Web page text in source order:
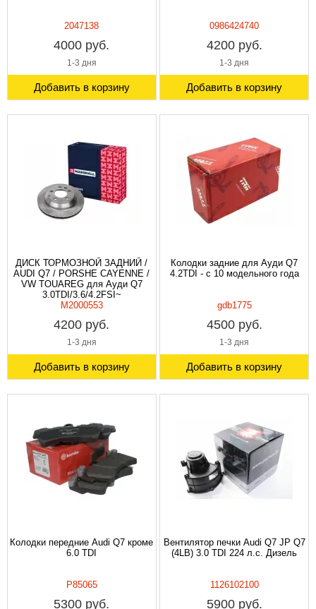
2047138
4000 руб.
1-3 дня
Добавить в корзину
0986424740
4200 руб.
1-3 дня
Добавить в корзину
ДИСК ТОРМОЗНОЙ ЗАДНИЙ /
AUDI Q7 / PORSHE CAYENNE /
VW TOUAREG для Ауди Q7
3.0TDI/3.6/4.2FSI~
M2000553
4200 руб.
1-3 дня
Добавить в корзину
Колодки задние для Ауди Q7
4.2TDI - с 10 модельного года
gdb1775
4500 руб.
1-3 дня
Добавить в корзину
Колодки передние Audi Q7 кроме
6.0 TDI
P85065
5300 руб.
Вентилятор печки Audi Q7 JP Q7
(4LB) 3.0 TDI 224 л.с. Дизель
1126102100
5900 руб.